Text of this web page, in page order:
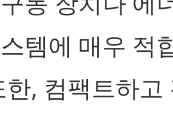
템에 매우 적
한, 컴팩트하고